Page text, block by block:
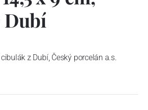
z Dubí, Český porcelán a.s.